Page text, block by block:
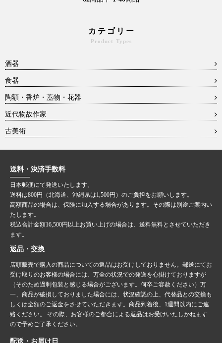
カテゴリー
Product Types
酒器
食器
陶額・香炉・蓋物・花器
近代物故作家
古美術
送料・決済手数料
日本郵便にて発送いたします。
送料は800円（北海道、沖縄県は1,500円）のご負担をお願いします。
高額商品の場合は、保険に加入する場合があります。その際は別途ご案内い
たします。
税込合計金額16,500円以上お買い上げの場合は、送料無料とさせていただき
ます。
返品・交換
店頭販売で購入の商品についての返品はお受けしておりません。郵送にてお
受け取りのお客様の場合には、万全の状況での発送を心掛けておりますが
（そのため過剰包装と感じる場合がございます。何卒ご容赦ください）万
一、商品が破損しておりました場合には、状況確認の上、代替品との交換も
しくは全額のご返金をさせていただきます。商品到着後、1週間以内にご連
絡ください。 その際、お客様のご都合による返品はお受けいたしかねます
ので予めご了承ください。
配送・お届け日